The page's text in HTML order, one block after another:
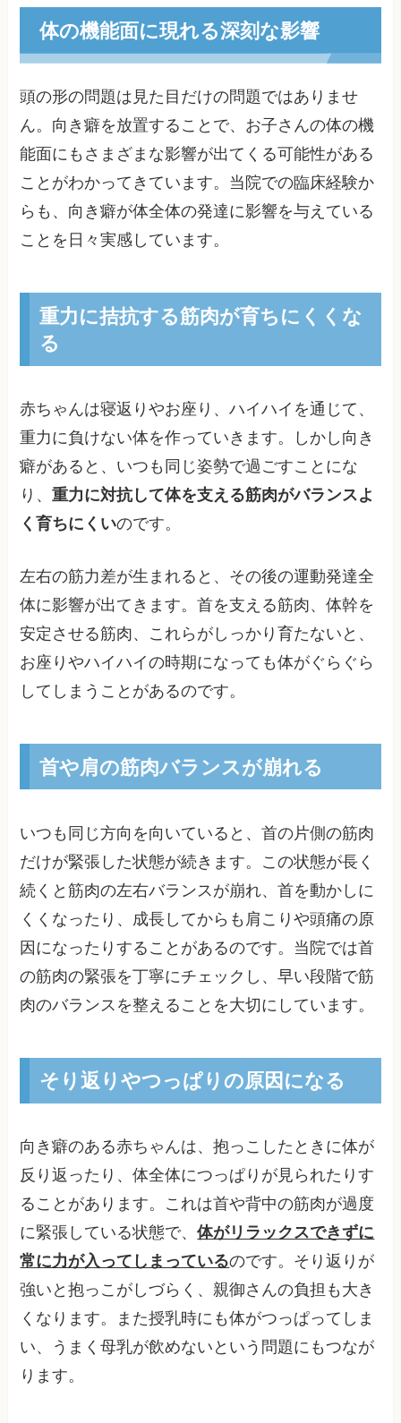
体の機能面に現れる深刻な影響
頭の形の問題は見た目だけの問題ではありませ
ん。向き癖を放置することで、お子さんの体の機
能面にもさまざまな影響が出てくる可能性がある
ことがわかってきています。当院での臨床経験か
らも、向き癖が体全体の発達に影響を与えている
ことを日々実感しています。
重力に拮抗する筋肉が育ちにくくな
る
赤ちゃんは寝返りやお座り、ハイハイを通じて、
重力に負けない体を作っていきます。しかし向き
癖があると、いつも同じ姿勢で過ごすことにな
り、重力に対抗して体を支える筋肉がバランスよ
く育ちにくいのです。
左右の筋力差が生まれると、その後の運動発達全
体に影響が出てきます。首を支える筋肉、体幹を
安定させる筋肉、これらがしっかり育たないと、
お座りやハイハイの時期になっても体がぐらぐら
してしまうことがあるのです。
首や肩の筋肉バランスが崩れる
いつも同じ方向を向いていると、首の片側の筋肉
だけが緊張した状態が続きます。この状態が長く
続くと筋肉の左右バランスが崩れ、首を動かしに
くくなったり、成長してからも肩こりや頭痛の原
因になったりすることがあるのです。当院では首
の筋肉の緊張を丁寧にチェックし、早い段階で筋
肉のバランスを整えることを大切にしています。
そり返りやつっぱりの原因になる
向き癖のある赤ちゃんは、抱っこしたときに体が
反り返ったり、体全体につっぱりが見られたりす
ることがあります。これは首や背中の筋肉が過度
に緊張している状態で、体がリラックスできずに
常に力が入ってしまっているのです。そり返りが
強いと抱っこがしづらく、親御さんの負担も大き
くなります。また授乳時にも体がつっぱってしま
い、うまく母乳が飲めないという問題にもつなが
ります。